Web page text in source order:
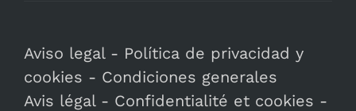
Aviso legal- Política de privacidad y
cookies - Condiciones generales
Avis légal- Confidentialité et cookies -